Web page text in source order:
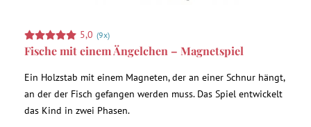
5,0 (9x)
Fische mit einem Ängelchen – Magnetspiel
Ein Holzstab mit einem Magneten, der an einer Schnur hängt,
an der der Fisch gefangen werden muss. Das Spiel entwickelt
das Kind in zwei Phasen.